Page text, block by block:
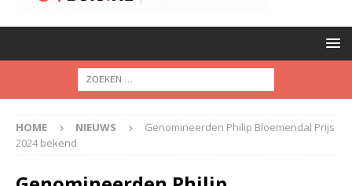
HOME NIEUWS
Genomineerden Philip Bloemendal Prijs
2024 bekend